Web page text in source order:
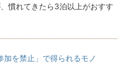
慣れてきたら3泊以上がおすす
加を禁止」で得られるモノ